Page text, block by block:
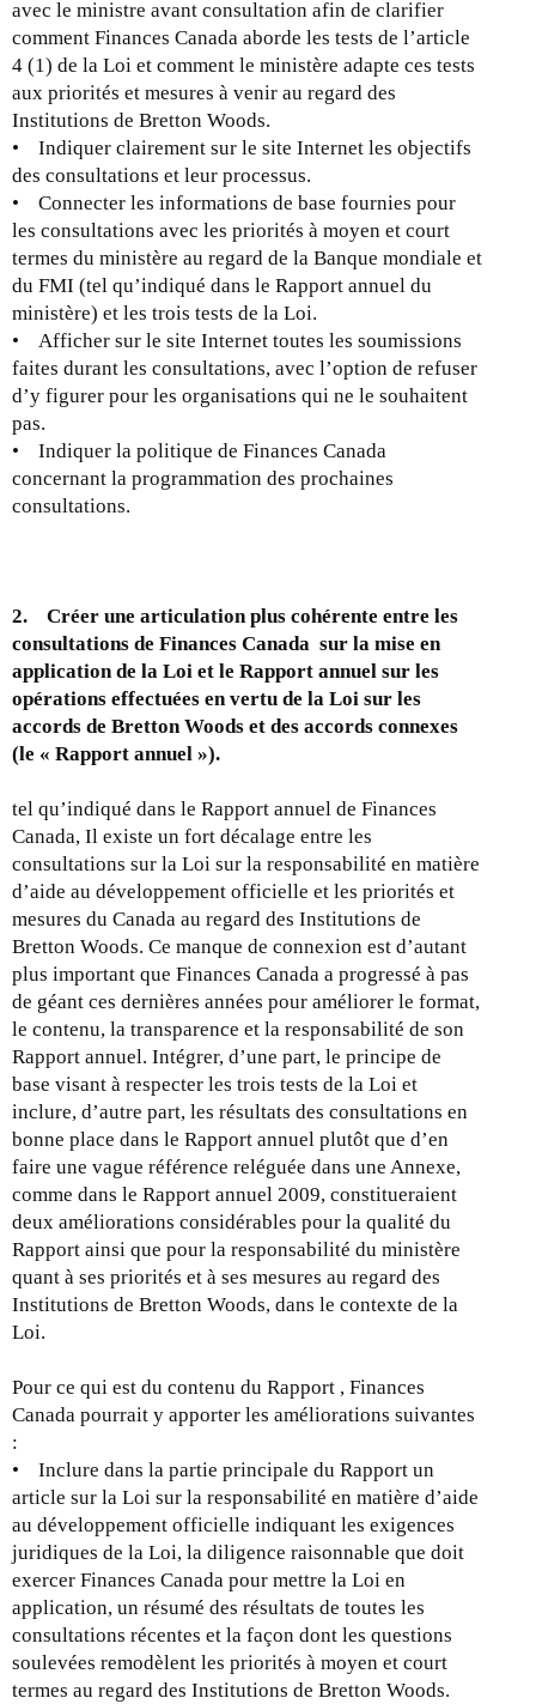
avec le ministre avant consultation afin de clarifier
comment Finances Canada aborde les tests de l’article
4 (1) de la Loi et comment le ministère adapte ces tests
aux priorités et mesures à venir au regard des
Institutions de Bretton Woods.
• Indiquer clairement sur le site Internet les objectifs
des consultations et leur processus.
• Connecter les informations de base fournies pour
les consultations avec les priorités à moyen et court
termes du ministère au regard de la Banque mondiale et
du FMI (tel qu’indiqué dans le Rapport annuel du
ministère) et les trois tests de la Loi.
• Afficher sur le site Internet toutes les soumissions
faites durant les consultations, avec l’option de refuser
d’y figurer pour les organisations qui ne le souhaitent
pas.
• Indiquer la politique de Finances Canada
concernant la programmation des prochaines
consultations.
2. Créer une articulation plus cohérente entre les
consultations de Finances Canada sur la mise en
application de la Loi et le Rapport annuel sur les
opérations effectuées en vertu de la Loi sur les
accords de Bretton Woods et des accords connexes
(le « Rapport annuel »).
tel qu’indiqué dans le Rapport annuel de Finances
Canada, Il existe un fort décalage entre les
consultations sur la Loi sur la responsabilité en matière
d’aide au développement officielle et les priorités et
mesures du Canada au regard des Institutions de
Bretton Woods. Ce manque de connexion est d’autant
plus important que Finances Canada a progressé à pas
de géant ces dernières années pour améliorer le format,
le contenu, la transparence et la responsabilité de son
Rapport annuel. Intégrer, d’une part, le principe de
base visant à respecter les trois tests de la Loi et
inclure, d’autre part, les résultats des consultations en
bonne place dans le Rapport annuel plutôt que d’en
faire une vague référence reléguée dans une Annexe,
comme dans le Rapport annuel 2009, constitueraient
deux améliorations considérables pour la qualité du
Rapport ainsi que pour la responsabilité du ministère
quant à ses priorités et à ses mesures au regard des
Institutions de Bretton Woods, dans le contexte de la
Loi.
Pour ce qui est du contenu du Rapport , Finances
Canada pourrait y apporter les améliorations suivantes
:
• Inclure dans la partie principale du Rapport un
article sur la Loi sur la responsabilité en matière d’aide
au développement officielle indiquant les exigences
juridiques de la Loi, la diligence raisonnable que doit
exercer Finances Canada pour mettre la Loi en
application, un résumé des résultats de toutes les
consultations récentes et la façon dont les questions
soulevées remodèlent les priorités à moyen et court
termes au regard des Institutions de Bretton Woods.